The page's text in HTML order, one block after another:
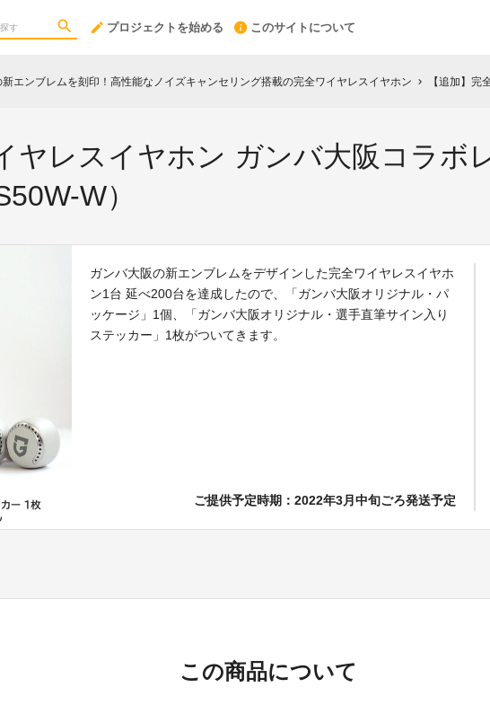
プロジェクトを始める このサイトについて
新エンブレムを刻印！高性能なノイズキャンセリング搭載の完全ワイヤレスイヤホン chevron_right 【追加】完全ワ
ヤレスイヤホン ガンバ大阪コラボ
W）
ガンバ大阪の新エンブレムをデザインした完全ワイヤレスイヤホ
ン1台 延べ200台を達成したので、「ガンバ大阪オリジナル・パ
ッケージ」1個、「ガンバ大阪オリジナル・選手直筆サイン入り
ステッカー」1枚がついてきます。
ご提供予定時期：2022年3月中旬ごろ発送予定
この商品について